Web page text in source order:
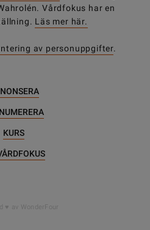
Vårdfokus har en
Läs mer här.
av personuppgifter.
KURS
av WonderFour